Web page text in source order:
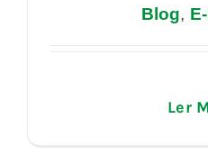
Blog,
Ler